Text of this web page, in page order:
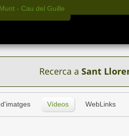
Recerca a Sant
Vídeos WebLinks